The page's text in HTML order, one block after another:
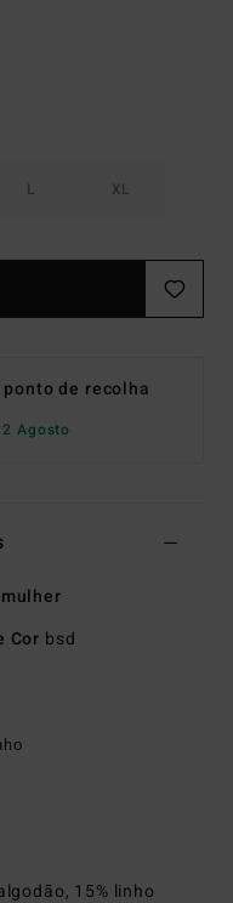
L XL
de recolha
Agosto
Cor bsd
15% linho